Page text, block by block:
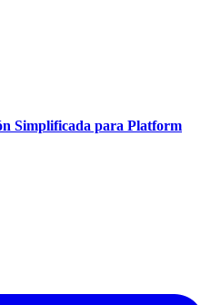
Simplificada para Platform